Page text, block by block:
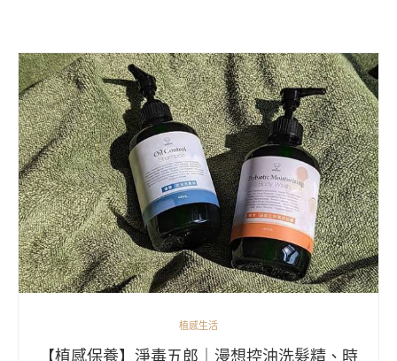
植感生活
【植感保養】淨毒五郎｜漫想控油洗髮精、時